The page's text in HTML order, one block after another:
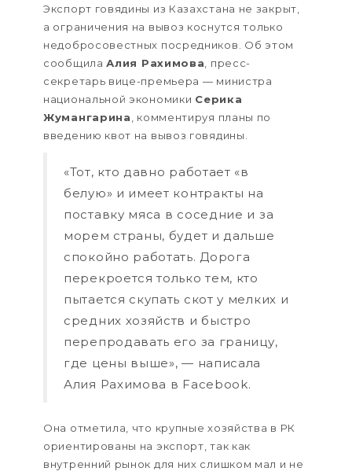
Экспорт говядины из Казахстана не закрыт,
а ограничения на вывоз коснутся только
недобросовестных посредников. Об этом
сообщилаАлия Рахимова , пресс-
секретарь вице-премьера — министра
национальной экономики Серика
Жумангарина
, комментируя планы по
введению квот на вывоз говядины.
«Тот, кто давно работает «в
белую» и имеет контракты на
поставку мяса в соседние и за
морем страны, будет и дальше
спокойно работать. Дорога
перекроется только тем, кто
пытается скупать скот у мелких и
средних хозяйств и быстро
перепродавать его за границу,
где цены выше», — написала
Алия Рахимова в Facebook.
Она отметила, что крупные хозяйства в РК
ориентированы на экспорт, так как
внутренний рынок для них слишком мал и не